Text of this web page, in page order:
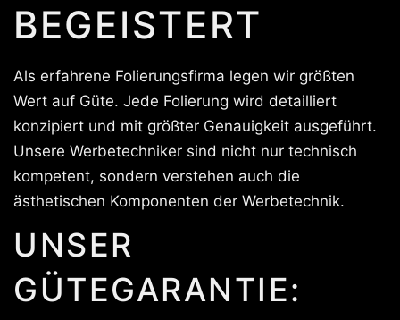
BEGEISTERT
Als erfahrene Folierungsfirma legen wir größten
Wert auf Güte. Jede Folierung wird detailliert
konzipiert und mit größter Genauigkeit ausgeführt.
Unsere Werbetechniker sind nicht nur technisch
kompetent, sondern verstehen auch die
ästhetischen Komponenten der Werbetechnik.
UNSER
GÜTEGARANTIE: